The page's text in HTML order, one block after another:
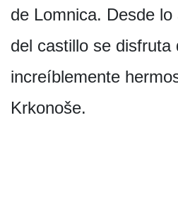
de Lomnica. Desde
del castillo se disfruta
increíblemente
Krkonoše.